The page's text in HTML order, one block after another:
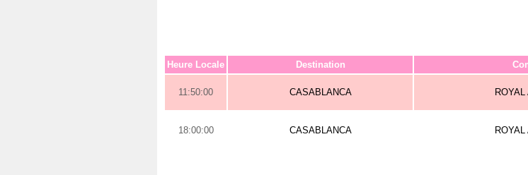
Heure Locale Destination
11:50:00 CASABLANCA
18:00:00 CASABLANCA